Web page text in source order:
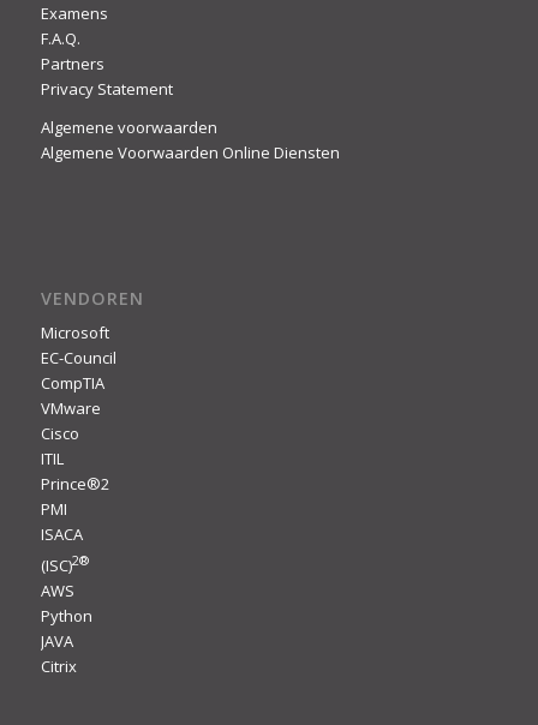
Examens
F.A.Q.
Partners
Privacy Statement
Algemene voorwaarden
Algemene Voorwaarden Online Diensten
VENDOREN
Microsoft
EC-Council
CompTIA
VMware
Cisco
ITIL
Prince®2
PMI
ISACA
(ISC)2®
AWS
Python
JAVA
Citrix